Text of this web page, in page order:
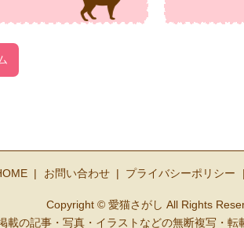
お問い合わせ プライバシーポリシー
Copyright © 愛猫さがし All Rights
掲載の記事・写真・イラストなどの無断複写・転